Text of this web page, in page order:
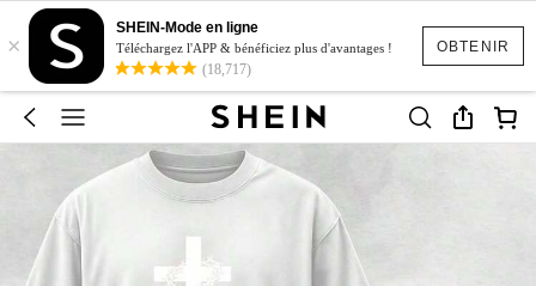
OBTENIR
×
SHEIN-Mode en ligne
Téléchargez l'APP & bénéficiez plus d'avantages !
(18,717)